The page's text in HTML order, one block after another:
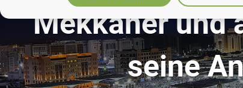
Mekkaner und
seine